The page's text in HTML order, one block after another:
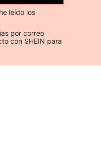
leído los
por correo
con SHEIN para